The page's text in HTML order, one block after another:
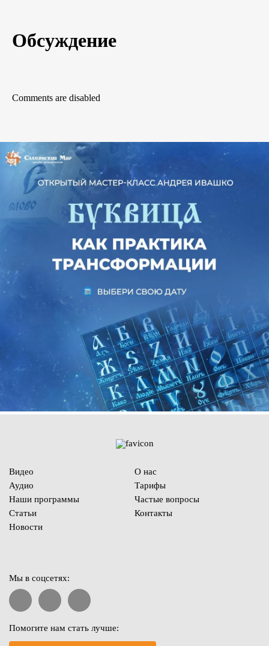
Обсуждение
Comments are disabled
Видео
Аудио
Наши программы
Статьи
Новости
О нас
Тарифы
Частые вопросы
Контакты
Мы в соцсетях:
Помогите нам стать лучше: